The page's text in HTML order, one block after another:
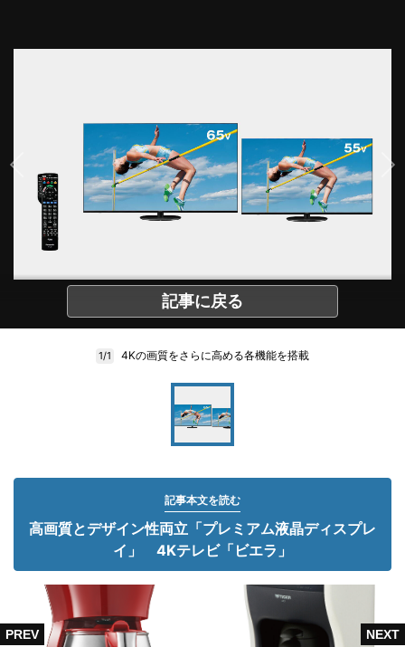
記事に戻る
1/1 4Kの画質をさらに高める各機能を搭載
記事本文を読む
高画質とデザイン性両立「プレミアム液晶ディスプレ
イ」 4Kテレビ「ビエラ」